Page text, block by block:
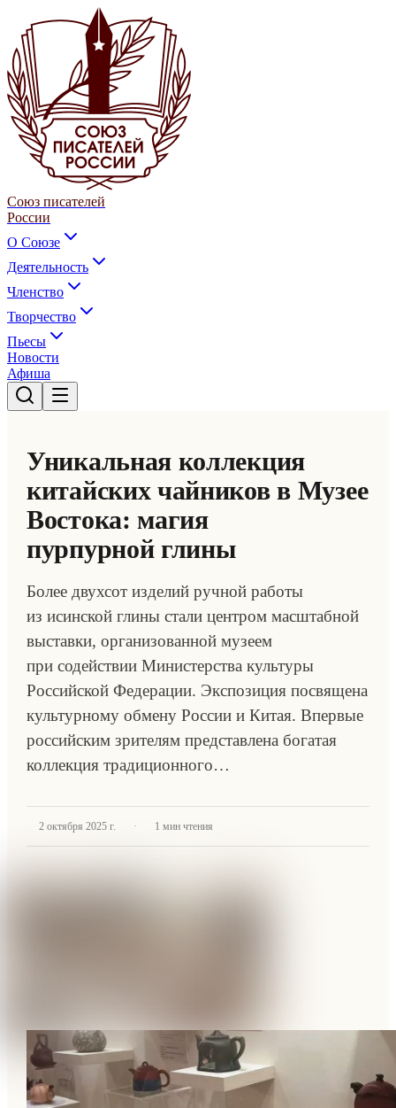
Союз писателей
России
О Союзе
Деятельность
Членство
Творчество
Пьесы
Новости
Афиша
Уникальная коллекция
китайских чайников в Музее
Востока: магия
пурпурной глины
Более двухсот изделий ручной работы
из исинской глины стали центром масштабной
выставки, организованной музеем
при содействии Министерства культуры
Российской Федерации. Экспозиция посвящена
культурному обмену России и Китая. Впервые
российским зрителям представлена богатая
коллекция традиционного…
2 октября 2025 г. · 1 мин чтения